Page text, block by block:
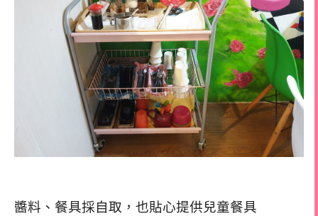
醬料、餐具採自取，也貼心提供兒童餐具